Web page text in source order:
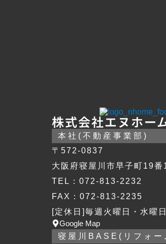
株式会社エヌホー
本社(不動産事業部)
〒572-0837
大阪府寝屋川市早子町19番
TEL：072-813-2232
FAX：072-813-2235
[定休日]毎週火曜日・水曜日
Google Map
寝屋川BASE(リフォー